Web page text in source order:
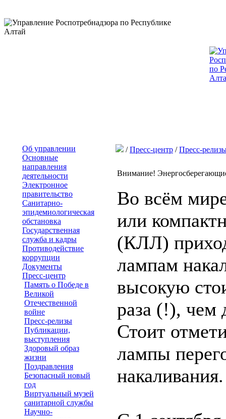
Об управлении
Основные
направления
деятельности
Электронное
правительство
Санитарно-
эпидемиологическая
обстановка
Государственная
служба и кадры
Противодействие
коррупции
Документы
Пресс-центр
Память о Победе в
Великой
Отечественной
войне
Пресс-релизы
Публикации,
выступления
Здоровый образ
жизни
Поздравления
Безопасный новый
год
Виртуальный музей
санитарной службы
Научно-
/Пресс-центр /Пресс-
Внимание!
Во всём
или
(КЛЛ)
лампам
высокую
раза (!), чем
Стоит
лампы
накаливания.